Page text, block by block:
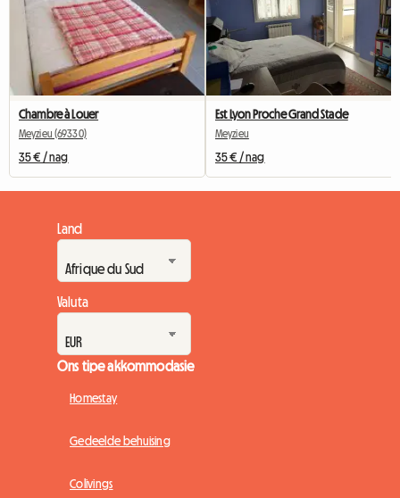
Chambre à Louer
Meyzieu (69330)
35 € / nag
Est Lyon Proche Grand Stade
Meyzieu
35 € / nag
Land
Valuta
Ons tipe akkommodasie
Homestay
Gedeelde behuising
Colivings